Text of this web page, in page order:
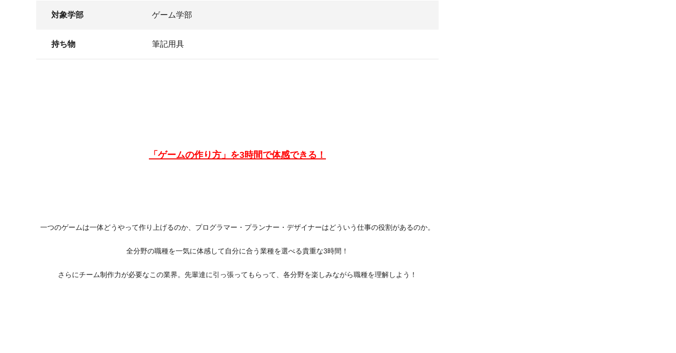
対象学部 ゲーム学部
持ち物 筆記用具
「ゲームの作り方」を3時間で体感できる！
一つのゲームは一体どうやって作り上げるのか、プログラマー・プランナー・デザイナーはどういう仕事の役割があるのか。
全分野の職種を一気に体感して自分に合う業種を選べる貴重な3時間！
さらにチーム制作力が必要なこの業界。先輩達に引っ張ってもらって、各分野を楽しみながら職種を理解しよう！